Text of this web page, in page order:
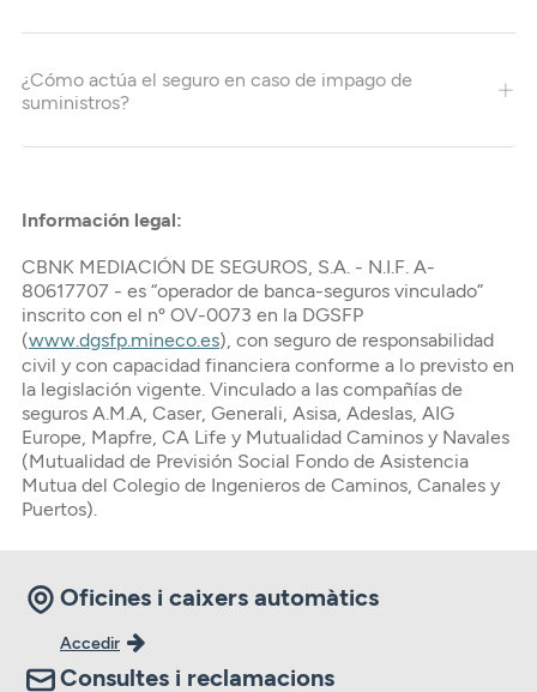
¿Cómo actúa el seguro en caso de impago de
suministros?
Información legal:
CBNK MEDIACIÓN DE SEGUROS, S.A. - N.I.F. A-
80617707 - es “operador de banca-seguros vinculado”
inscrito con el nº OV-0073 en la DGSFP
(www.dgsfp.mineco.es), con seguro de responsabilidad
civil y con capacidad financiera conforme a lo previsto en
la legislación vigente. Vinculado a las compañías de
seguros A.M.A, Caser, Generali, Asisa, Adeslas, AIG
Europe, Mapfre, CA Life y Mutualidad Caminos y Navales
(Mutualidad de Previsión Social Fondo de Asistencia
Mutua del Colegio de Ingenieros de Caminos, Canales y
Puertos).
Oficines i caixers automàtics
Accedir
Consultes i reclamacions